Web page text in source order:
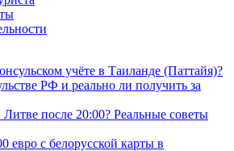
учёте в Таиланде (Паттайя)?
РФ и реально ли получить за
Литве после 20:00? Реальные советы
евро с белорусской карты в